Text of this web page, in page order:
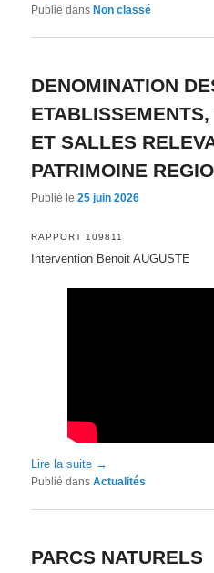
Publié dans Non classé
DENOMINATION
ET SALLES
PATRIMOINE
Publié le25 juin 2026
RAPPORT 109811
Intervention Benoit AUGUSTE
Lire la suite →
Publié dans Actualités
PARCS NATURELS